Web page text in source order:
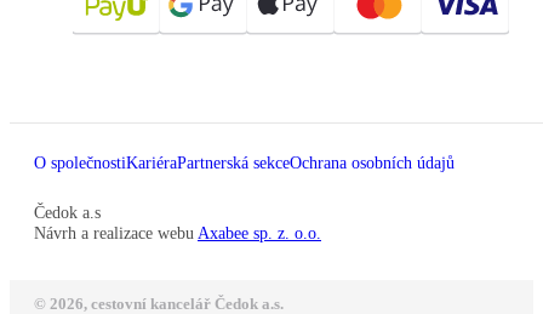
O společnostiKariéraPartnerská sekceOchrana osobních údajů
Čedok a.s
Návrh a realizace webu Axabee sp. z. o.o.
© 2026, cestovní kancelář Čedok a.s.